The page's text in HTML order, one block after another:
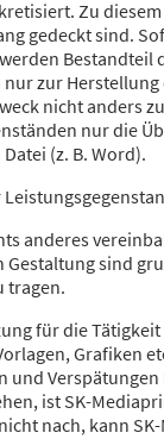
Zu
gedeckt sind.
Bestandteil
nur zur
nicht anders
nur die
(z. B. Word).
anderes
Gestaltung sind
tragen.
für die
Grafiken
und
ist SK-
nach, kann